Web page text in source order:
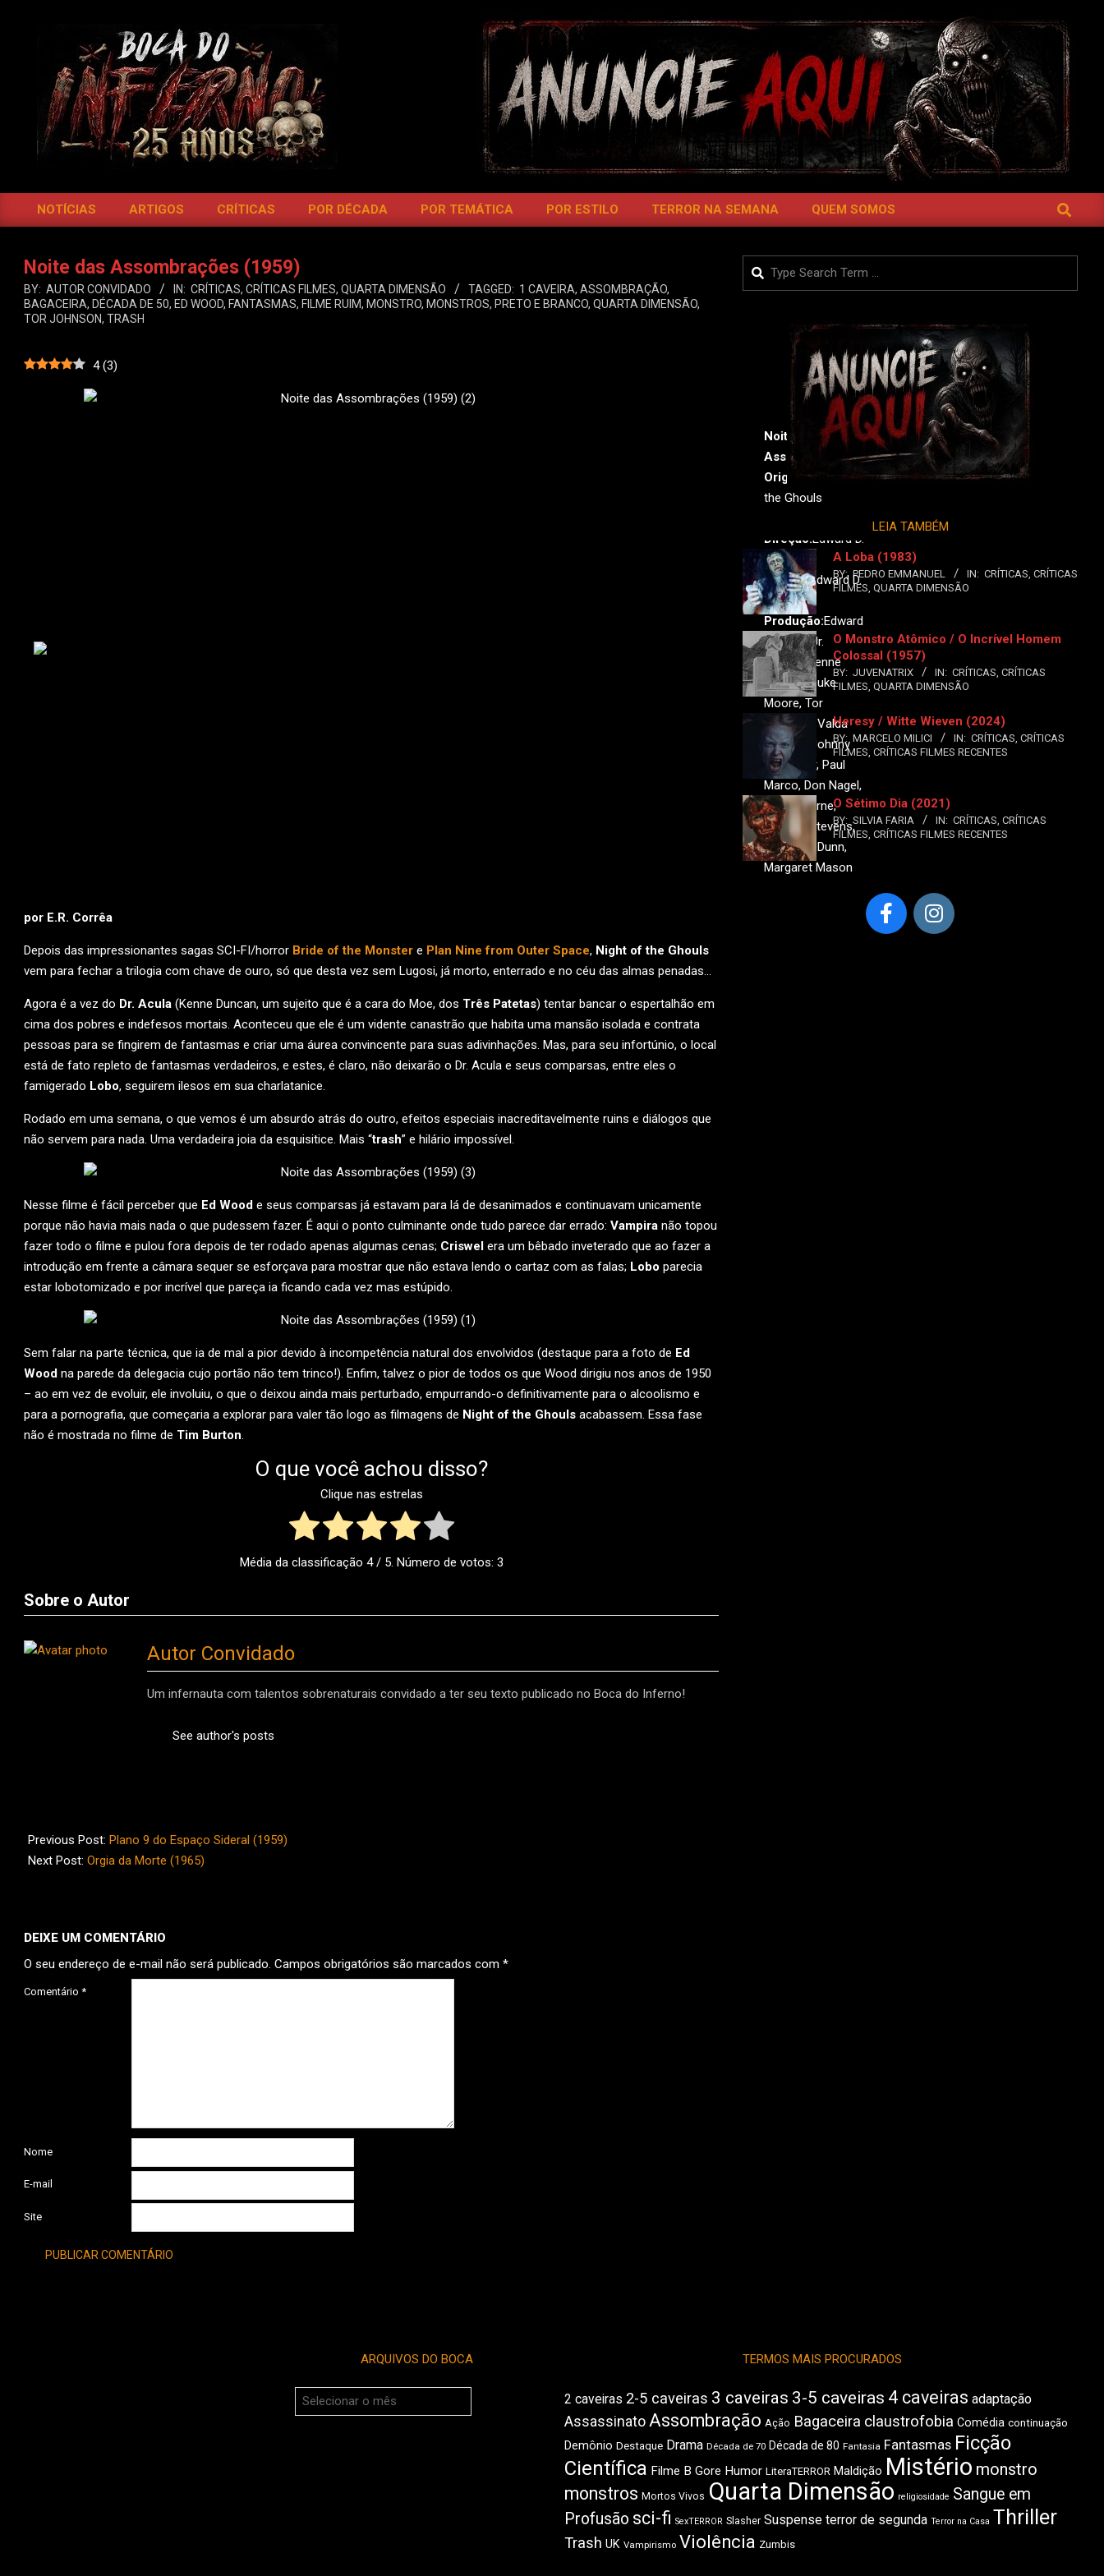
BOCA
DO
Primary
Menu
NOTÍCIAS ARTIGOS CRÍTICAS POR DÉCADA POR TEMÁTICA POR ESTILO TERROR NA SEMANA QUEM SOMOS SEARCH
Noite das Assombrações (1959)
BY: AUTOR CONVIDADO IN: CRÍTICAS, CRÍTICAS FILMES, QUARTA DIMENSÃO TAGGED: 1 CAVEIRA, ASSOMBRAÇÃO,
BAGACEIRA, DÉCADA DE 50, ED WOOD, FANTASMAS, FILME RUIM, MONSTRO, MONSTROS, PRETO E BRANCO, QUARTA DIMENSÃO,
TOR JOHNSON, TRASH
4 (3)
Noite das
Assombrações
Original:Night of
the Ghouls
Direção:Edward D.
Wood Jr.
Roteiro:Edward D.
Wood Jr.
Produção:Edward
D. Wood Jr.
Elenco:Kenne
Duncan, Duke
Moore, Tor
Johnson, Valda
Hansen, Johnny
Carpenter, Paul
Marco, Don Nagel,
Bud Osborne,
Jeannie Stevens,
Harvey B. Dunn,
Margaret Mason
por E.R. Corrêa
Depois das impressionantes sagas SCI-FI/horror Bride of the Monster e Plan Nine from Outer Space, Night of the Ghouls
vem para fechar a trilogia com chave de ouro, só que desta vez sem Lugosi, já morto, enterrado e no céu das almas penadas…
Agora é a vez do Dr. Acula (Kenne Duncan, um sujeito que é a cara do Moe, dos Três Patetas) tentar bancar o espertalhão em
cima dos pobres e indefesos mortais. Aconteceu que ele é um vidente canastrão que habita uma mansão isolada e contrata
pessoas para se fingirem de fantasmas e criar uma áurea convincente para suas adivinhações. Mas, para seu infortúnio, o local
está de fato repleto de fantasmas verdadeiros, e estes, é claro, não deixarão o Dr. Acula e seus comparsas, entre eles o
famigerado Lobo, seguirem ilesos em sua charlatanice.
Rodado em uma semana, o que vemos é um absurdo atrás do outro, efeitos especiais inacreditavelmente ruins e diálogos que
não servem para nada. Uma verdadeira joia da esquisitice. Mais “trash” e hilário impossível.
Nesse filme é fácil perceber que Ed Wood e seus comparsas já estavam para lá de desanimados e continuavam unicamente
porque não havia mais nada o que pudessem fazer. É aqui o ponto culminante onde tudo parece dar errado: Vampira não topou
fazer todo o filme e pulou fora depois de ter rodado apenas algumas cenas; Criswel era um bêbado inveterado que ao fazer a
introdução em frente a câmara sequer se esforçava para mostrar que não estava lendo o cartaz com as falas; Lobo parecia
estar lobotomizado e por incrível que pareça ia ficando cada vez mas estúpido.
Sem falar na parte técnica, que ia de mal a pior devido à incompetência natural dos envolvidos (destaque para a foto de Ed
Wood na parede da delegacia cujo portão não tem trinco!). Enfim, talvez o pior de todos os que Wood dirigiu nos anos de 1950
– ao em vez de evoluir, ele involuiu, o que o deixou ainda mais perturbado, empurrando-o definitivamente para o alcoolismo e
para a pornografia, que começaria a explorar para valer tão logo as filmagens de Night of the Ghouls acabassem. Essa fase
não é mostrada no filme de Tim Burton.
O que você achou disso?
Clique nas estrelas
Média da classificação 4/ 5. Número de votos: 3
Sobre o Autor
Autor Convidado
Um infernauta com talentos sobrenaturais convidado a ter seu texto publicado no Boca do Inferno!
See author's posts
04-
26
Previous Post: Plano 9 do Espaço Sideral (1959)
Next Post: Orgia da Morte (1965)
DEIXE UM COMENTÁRIO
O seu endereço de e-mail não será publicado. Campos obrigatórios são marcados com *
Comentário *
Nome
E-mail
Site
Search
LEIA TAMBÉM
A Loba (1983)
BY: PEDRO EMMANUEL IN: CRÍTICAS, CRÍTICAS
FILMES, QUARTA DIMENSÃO
O Monstro Atômico / O Incrível Homem
Colossal (1957)
BY: JUVENATRIX IN: CRÍTICAS, CRÍTICAS
FILMES, QUARTA DIMENSÃO
Heresy / Witte Wieven (2024)
BY: MARCELO MILICI IN: CRÍTICAS, CRÍTICAS
FILMES, CRÍTICAS FILMES RECENTES
O Sétimo Dia (2021)
BY: SILVIA FARIA IN: CRÍTICAS, CRÍTICAS
FILMES, CRÍTICAS FILMES RECENTES
ARQUIVOS DO BOCA
Arquivos
do
TERMOS MAIS PROCURADOS
2 caveiras 2-5 caveiras 3 caveiras 3-5 caveiras 4 caveiras adaptação
Assassinato Assombração Ação Bagaceira claustrofobia Comédia continuação
Demônio Destaque Drama Década de 70 Década de 80 Fantasia Fantasmas Ficção
Científica Filme B Gore Humor LiteraTERROR Maldição Mistério monstro
monstros Mortos Vivos Quarta Dimensão religiosidade Sangue em
Profusão sci-fi SexTERROR Slasher Suspense terror de segunda Terror na Casa Thriller
Trash UK Vampirismo Violência Zumbis